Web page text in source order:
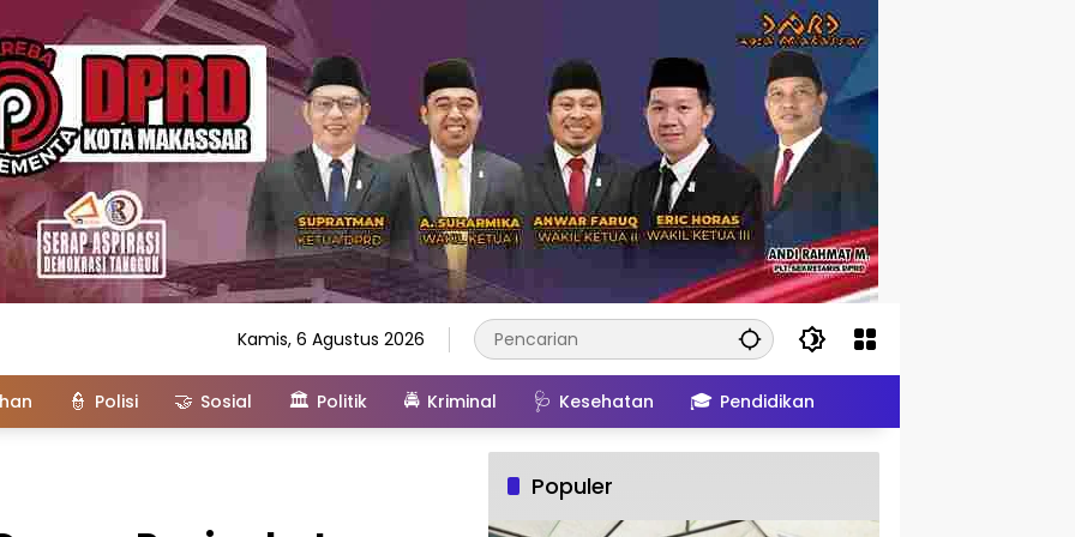
Kamis, 6 Agustus 2026
👮 Polisi 🤝 Sosial 🏛️ Politik 🚔 Kriminal 🩺 Kesehatan 🎓 Pendidikan
Populer